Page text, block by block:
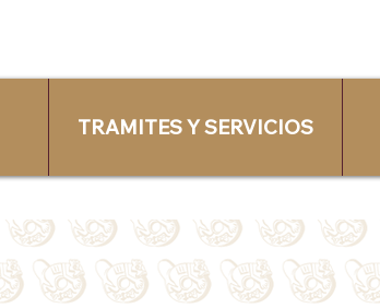
TRAMITES Y SERVICIOS